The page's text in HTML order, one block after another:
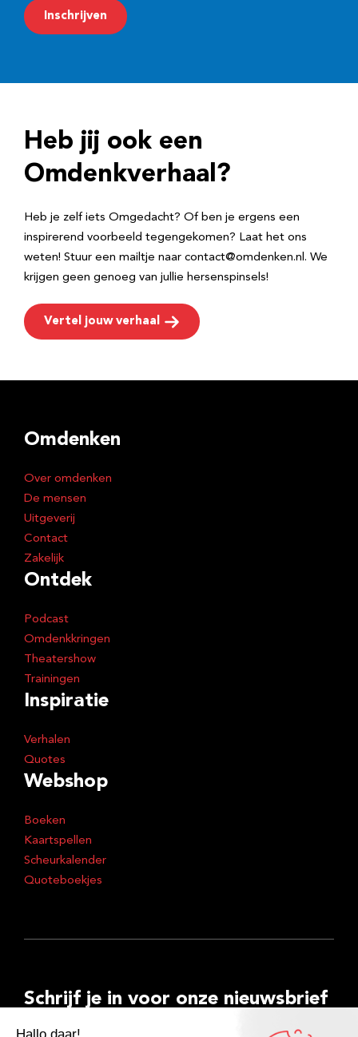
a
r
e
Inschrijven
Heb jij ook een
Omdenkverhaal?
Heb je zelf iets Omgedacht? Of ben je ergens een
inspirerend voorbeeld tegengekomen? Laat het ons
weten! Stuur een mailtje naar contact@omdenken.nl. We
krijgen geen genoeg van jullie hersenspinsels!
Vertel jouw verhaal
Omdenken
Over omdenken
De mensen
Uitgeverij
Contact
Zakelijk
Ontdek
Podcast
Omdenkkringen
Theatershow
Trainingen
Inspiratie
Verhalen
Quotes
Webshop
Boeken
Kaartspellen
Scheurkalender
Quoteboekjes
Schrijf je in voor onze nieuwsbrief